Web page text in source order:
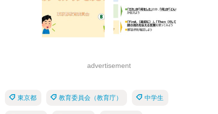
advertisement
東京都 教育委員会（教育庁） 中学生